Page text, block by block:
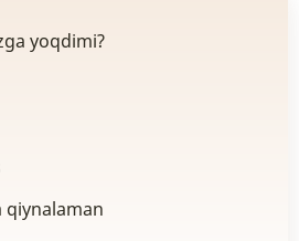
yoqdimi?
qiynalaman